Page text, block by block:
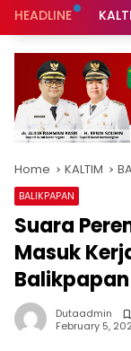
HEADLINE
Home KALTIM
BALIKPAPAN
Suara
Masuk
Balikpapan
Dutaadmin
February 5,